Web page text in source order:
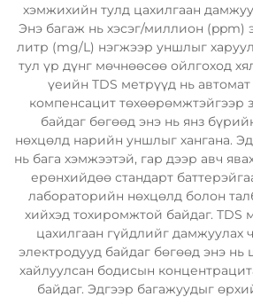
хэмжихийн тулд цахилгаан
Энэ багаж нь хэсэг/миллион
литр (mg/L) нэгжээр уншлыг
тул үр дүнг мөчнөөсөө ойлгоход
үеийн TDS метрүүд нь
компенсацит төхөөрөмжтэйгээр
байдаг бөгөөд энэ нь янз
нөхцөлд нарийн уншлыг хангана.
нь бага хэмжээтэй, гар дээр авч
ерөнхийдөө стандарт
лабораторийн нөхцөлд болон
хийхэд тохиромжтой байдаг. TDS
цахилгаан гүйдлийг дамжуулах
электродууд байдаг бөгөөд энэ нь
хайлуулсан бодисын
байдаг. Эдгээр багажуудыг